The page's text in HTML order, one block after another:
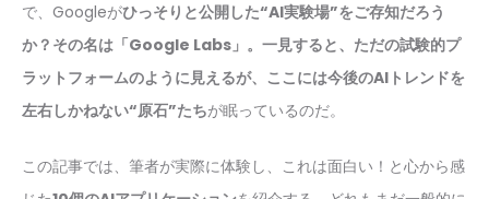
で、Googleがひっそりと公開した“AI実験場”をご存知だろう
か？その名は「Google Labs」。一見すると、ただの試験的プ
ラットフォームのように見えるが、ここには今後のAIトレンドを
左右しかねない“原石”たちが眠っているのだ。
この記事では、筆者が実際に体験し、これは面白い！と心から感